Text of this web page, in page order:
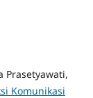
Prasetyawati,
Komunikasi